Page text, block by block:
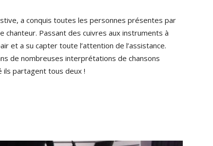
festive, a conquis toutes les personnes présentes par
Passant des cuivres aux instruments à
et a su capter toute l’attention de l’assistance.
de nombreuses interprétations de chansons
ils partagent tous deux !